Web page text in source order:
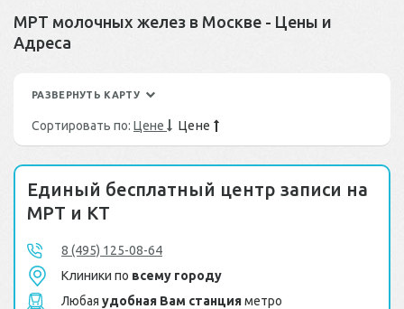
МРТ молочных желез в Москве - Цены и
Адреса
РАЗВЕРНУТЬ КАРТУ
Сортировать по: Цене Цене
Единый бесплатный центр записи на
МРТ и КТ
8 (495) 125-08-64
Клиники по всему городу
Любая удобная Вам станцияметро